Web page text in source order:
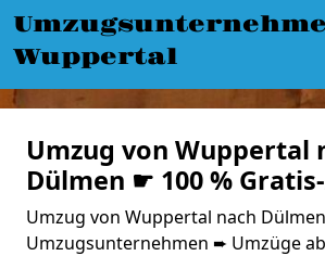
Wuppertal
Umzug von Wuppertal
Dülmen ☛ 100 %
Umzug von Wuppertal nach
Umzugsunternehmen ➨ Umzüge